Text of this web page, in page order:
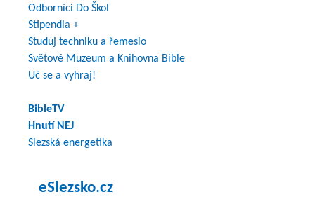
Odborníci Do Škol
Stipendia +
Studuj techniku a řemeslo
Světové Muzeum a Knihovna Bible
Uč se a vyhraj!
BibleTV
Hnutí NEJ
Slezská energetika
eSlezsko.cz